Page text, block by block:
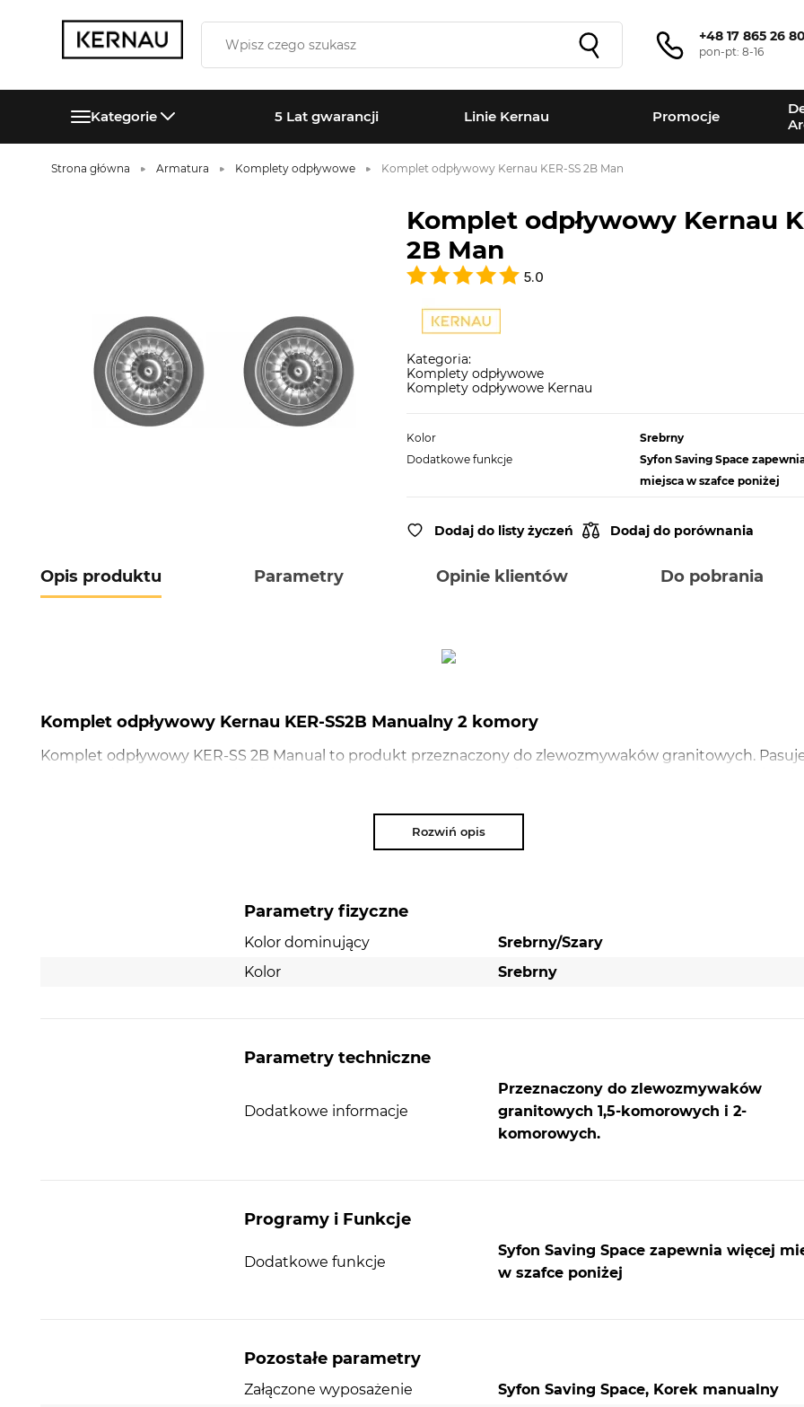
+48 17 865 26
pon-pt: 8-16
Kategorie 5 Lat gwarancji Linie Kernau Promocje
Strona główna Armatura Komplety odpływowe Komplet odpływowy Kernau KER-SS 2B Man
Komplet odpływowy Kernau
2B Man
5.0
Kategoria:
Komplety odpływowe
Komplety odpływowe Kernau
Kolor
Srebrny
Dodatkowe funkcje
Syfon Saving Space
miejsca w szafce poniżej
Dodaj do listy życzeń Dodaj do porównania
Opis produktu Parametry Opinie klientów Do pobrania
Komplet odpływowy Kernau KER-SS2B Manualny 2 komory
Komplet odpływowy KER-SS 2B Manual to produkt przeznaczony do zlewozmywaków granitowych.
Korek manualny
Przeznaczenie: do zlewów granitowych
. Jego budowa gwarantuje
znacznie większą ilość miejsca niż w przypadku syfonów
korowy z wody następuje po ręcznym usunięciu korka.
W przypadku kiedy chcemy napełnić komorę wodą
wystarczy wcisnąć korek, a odpływ zostanie zamknięty.
Rozwiń opis
Parametry fizyczne
Kolor dominujący
Srebrny/Szary
Kolor
Srebrny
Parametry techniczne
Dodatkowe informacje
Przeznaczony do zlewozmywaków
granitowych 1,5-komorowych i 2-
komorowych.
Programy i Funkcje
Dodatkowe funkcje
Syfon Saving Space zapewnia więcej
w szafce poniżej
Pozostałe parametry
Załączone wyposażenie
Syfon Saving Space, Korek manualny